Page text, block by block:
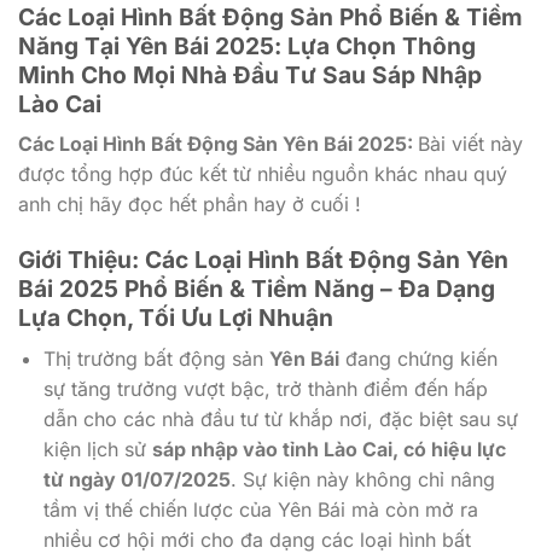
Các Loại Hình Bất Động Sản Phổ Biến & Tiềm
Năng Tại Yên Bái 2025: Lựa Chọn Thông
Minh Cho Mọi Nhà Đầu Tư Sau Sáp Nhập
Lào Cai
Các Loại Hình Bất Động Sản Yên Bái 2025: Bài viết này
được tổng hợp đúc kết từ nhiều nguồn khác nhau quý
anh chị hãy đọc hết phần hay ở cuối !
Giới Thiệu: Các Loại Hình Bất Động Sản Yên
Bái 2025 Phổ Biến & Tiềm Năng – Đa Dạng
Lựa Chọn, Tối Ưu Lợi Nhuận
Thị trường bất động sản Yên Báiđang chứng kiến
sự tăng trưởng vượt bậc, trở thành điểm đến hấp
dẫn cho các nhà đầu tư từ khắp nơi, đặc biệt sau sự
kiện lịch sử sáp nhập vào tỉnh Lào Cai, có hiệu lực
từ ngày 01/07/2025. Sự kiện này không chỉ nâng
tầm vị thế chiến lược của Yên Bái mà còn mở ra
nhiều cơ hội mới cho đa dạng các loại hình bất